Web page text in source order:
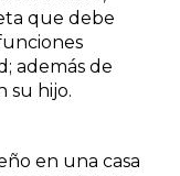
que debe
además de
su hijo.
en una casa